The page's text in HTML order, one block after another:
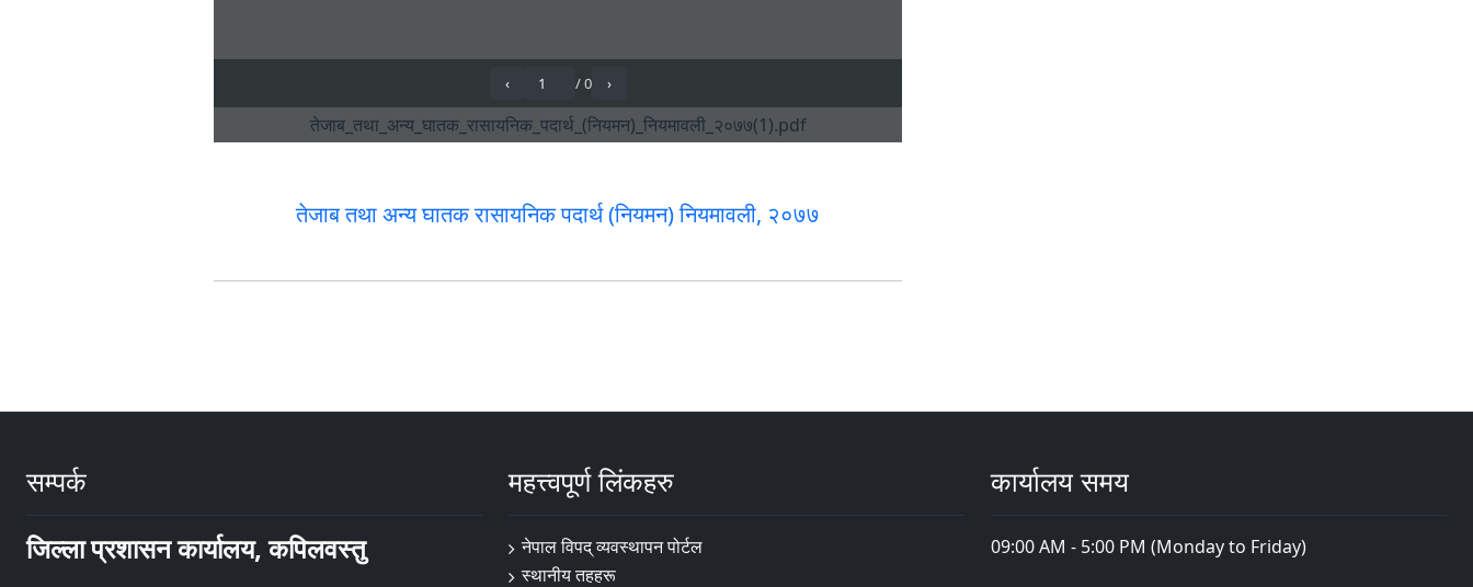
तेजाब तथा अन्य घातक रासायनिक पदार्थ (नियमन) नियमावली, २०७७
सम्पर्क
जिल्ला प्रशासन कार्यालय, कपिलवस्तु
महत्त्वपूर्ण लिंकहरु
नेपाल विपद् व्यवस्थापन पोर्टल
स्थानीय तहहरू
कार्यालय समय
09:00 AM - 5:00 PM (Monday to Friday)